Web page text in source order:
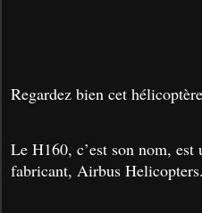
Regardez bien cet
Le H160, c’est son nom, est
fabricant, Airbus Helicopters.